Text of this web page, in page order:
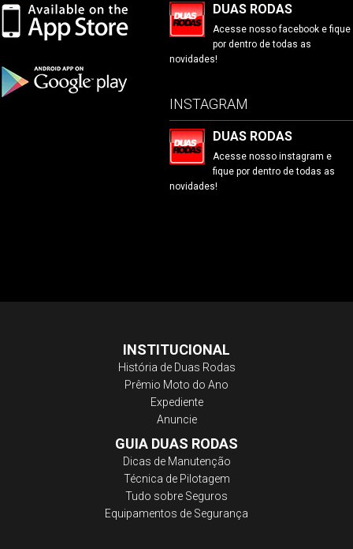
DUAS RODAS
Acesse nosso facebook e fique
por dentro de todas as
novidades!
INSTAGRAM
DUAS RODAS
Acesse nosso instagram e
fique por dentro de todas as
novidades!
INSTITUCIONAL
História de Duas Rodas
Prêmio Moto do Ano
Expediente
Anuncie
GUIA DUAS RODAS
Dicas de Manutenção
Técnica de Pilotagem
Tudo sobre Seguros
Equipamentos de Segurança